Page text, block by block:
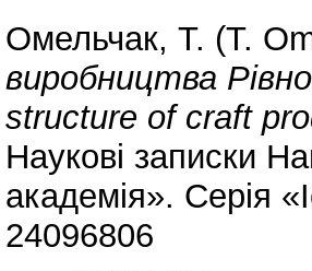
Омельчак, Т. (T.
виробництва
structure of craft
Наукові записки
академія». Серія
24096806